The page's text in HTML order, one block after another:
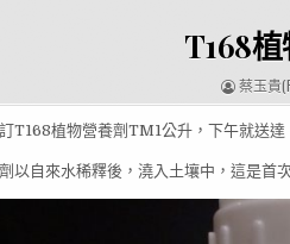
T168
AUTHOR:
蔡玉貴
T168植物營養劑TM1公升，下午就送達
以自來水稀釋後，澆入土壤中，這是首